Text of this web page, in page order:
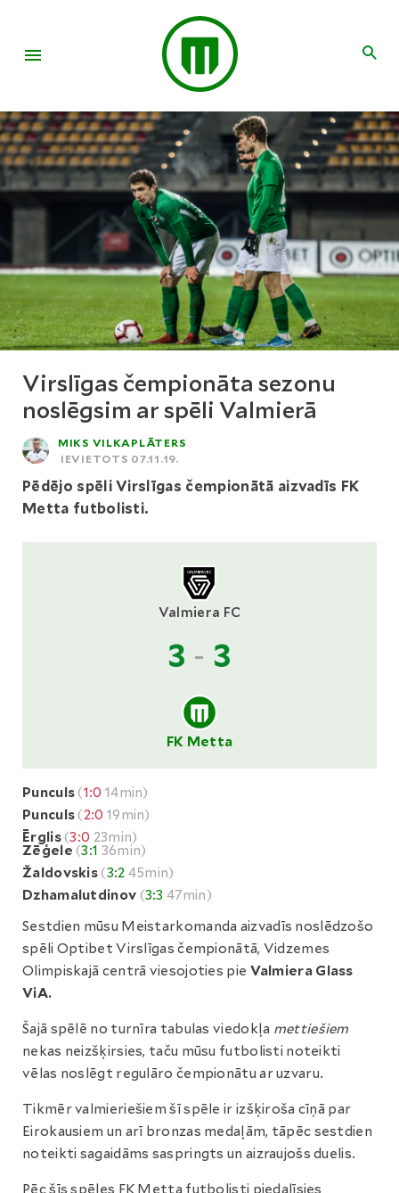
Virslīgas čempionāta sezonu
noslēgsim ar spēli Valmierā
MIKS VILKAPLĀTERS
IEVIETOTS 07.11.19.
Pēdējo spēli Virslīgas čempionātā aizvadīs FK
Metta futbolisti.
Valmiera FC
3 - 3
FK Metta
Punculs(1:0 14min)
Punculs(2:0 19min)
Ērglis(3:0 23min)
Zēģele(3:1 36min)
Žaldovskis(3:2 45min)
Dzhamalutdinov (3:3 47min)
Sestdien mūsu Meistarkomanda aizvadīs noslēdzošo
spēli Optibet Virslīgas čempionātā, Vidzemes
Olimpiskajā centrā viesojoties pie Valmiera Glass
ViA.
Šajā spēlē no turnīra tabulas viedokļa mettiešiem
nekas neizšķirsies, taču mūsu futbolisti noteikti
vēlas noslēgt regulāro čempionātu ar uzvaru.
Tikmēr valmieriešiem šī spēle ir izšķiroša cīņā par
Eirokausiem un arī bronzas medaļām, tāpēc sestdien
noteikti sagaidāms saspringts un aizraujošs duelis.
Pēc šīs spēles FK Metta futbolisti piedalīsies